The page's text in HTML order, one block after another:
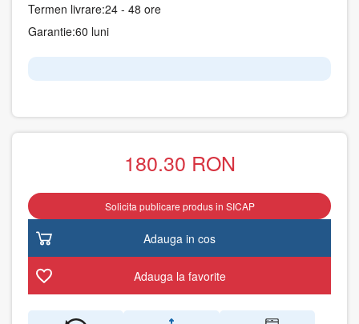
Termen livrare:24 - 48 ore
Garantie:60 luni
180.30 RON
Solicita publicare produs in SICAP
Adauga in cos
Adauga la favorite